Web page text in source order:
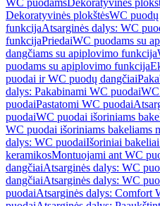
WC puodamsDekoratyvinės
Dekoratyvinės plokštėsWC
funkcijaAtsarginės dalys: WC
funkcijaPriedaiWC puodams su
dangčiams su apiplovimo funkcija
puodams su apiplovimo funkcija
puodai ir WC puodų dangčiai
dalys: Pakabinami WC puodai
puodaiPastatomi WC puodai
puodaiWC puodai išoriniams
WC puodai išoriniams bakeliams
dalys: WC puodaiIšoriniai
keramikosMontuojami ant WC
dangčiaiAtsarginės dalys: WC
dangčiaiAtsarginės dalys: WC
puodaiAtsarginės dalys: Comfort